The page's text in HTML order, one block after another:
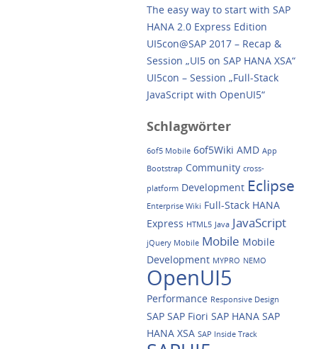
The easy way to start with SAP
HANA 2.0 Express Edition
UI5con@SAP 2017 – Recap &
Session „UI5 on SAP HANA XSA“
UI5con – Session „Full-Stack
JavaScript with OpenUI5“
Schlagwörter
6of5 Mobile 6of5Wiki AMD App
Bootstrap Community cross-
platform Development Eclipse
Enterprise Wiki Full-Stack HANA
Express HTML5 Java JavaScript
jQuery Mobile Mobile Mobile
Development MYPRO NEMO
OpenUI5
Performance Responsive Design
SAP SAP Fiori SAP HANA SAP
HANA XSA SAP Inside Track